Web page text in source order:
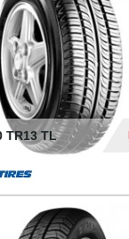
TR13 TL